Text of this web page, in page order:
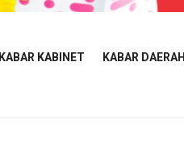
KABAR KABINET KABAR DAERAH